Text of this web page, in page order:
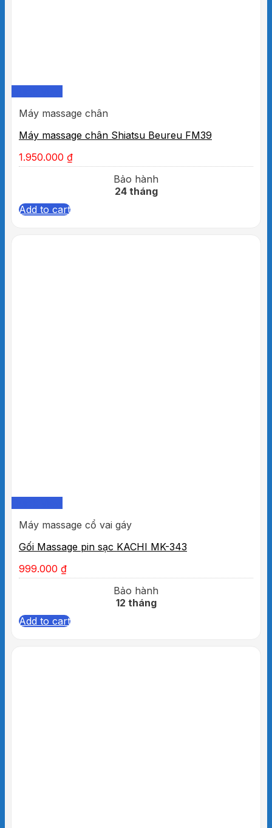
Máy massage chân
Máy massage chân Shiatsu Beureu FM39
1.950.000 ₫
Bảo hành
24 tháng
Add to cart
Máy massage cổ vai gáy
Gối Massage pin sạc KACHI MK-343
999.000 ₫
Bảo hành
12 tháng
Add to cart